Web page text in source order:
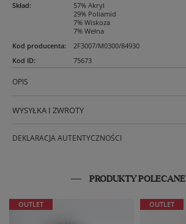
Skład:
57% Akryl
29% Poliamid
7% Wiskoza
7% Wełna
Kod producenta:
2F3007/M0300/84930
Kod ID: 75673
OPIS
WYSYŁKA I ZWROTY
DEKLARACJA AUTENTYCZNOŚCI
PRODUKTY POLECANE
OUTLET OUTLET